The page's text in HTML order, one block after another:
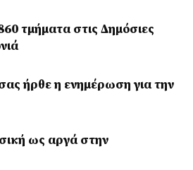
τμήματα στις Δημόσιες
ήρθε η ενημέρωση για την
ως αργά στην